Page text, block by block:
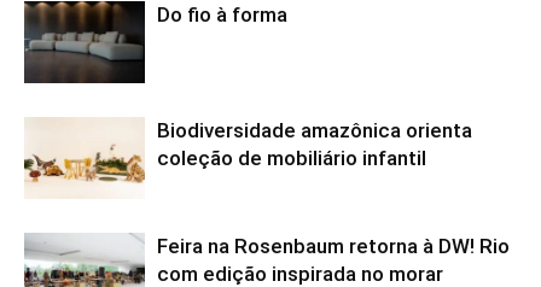
Do fio à forma
Biodiversidade amazônica orienta
coleção de mobiliário infantil
Feira na Rosenbaum retorna à DW! Rio
com edição inspirada no morar